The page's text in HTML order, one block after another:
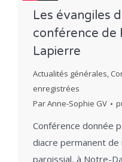
Les évangiles
conférence de
Lapierre
Actualités générales,
enregistrées
ParAnne-Sophie GV
Conférence donnée
diacre permanent
paroissial, à Notre-